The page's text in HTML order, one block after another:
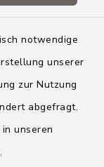
notwendige
unserer
zur Nutzung
abgefragt.
unseren
.